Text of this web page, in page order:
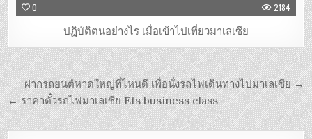
0 2184
ปฏิบัติตนอย่างไร เมื่อเข้าไปเที่ยวมาเลเซีย
ฝากรถยนต์หาดใหญ่ที่ไหนดี เพื่อนั่งรถไฟเดินทางไปมาเลเซีย →
← ราคาตั๋วรถไฟมาเลเซีย Ets business class